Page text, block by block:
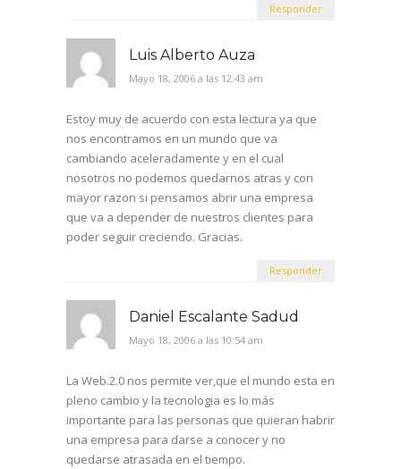
Responder
Luis Alberto Auza
Mayo 18, 2006 a las 12:43 am
Estoy muy de acuerdo con esta lectura ya que
nos encontramos en un mundo que va
cambiando aceleradamente y en el cual
nosotros no podemos quedarnos atras y con
mayor razon si pensamos abrir una empresa
que va a depender de nuestros clientes para
poder seguir creciendo. Gracias.
Responder
Daniel Escalante Sadud
Mayo 18, 2006 a las 10:54 am
La Web.2.0 nos permite ver,que el mundo esta en
pleno cambio y la tecnologia es lo más
importante para las personas que quieran habrir
una empresa para darse a conocer y no
quedarse atrasada en el tiempo.